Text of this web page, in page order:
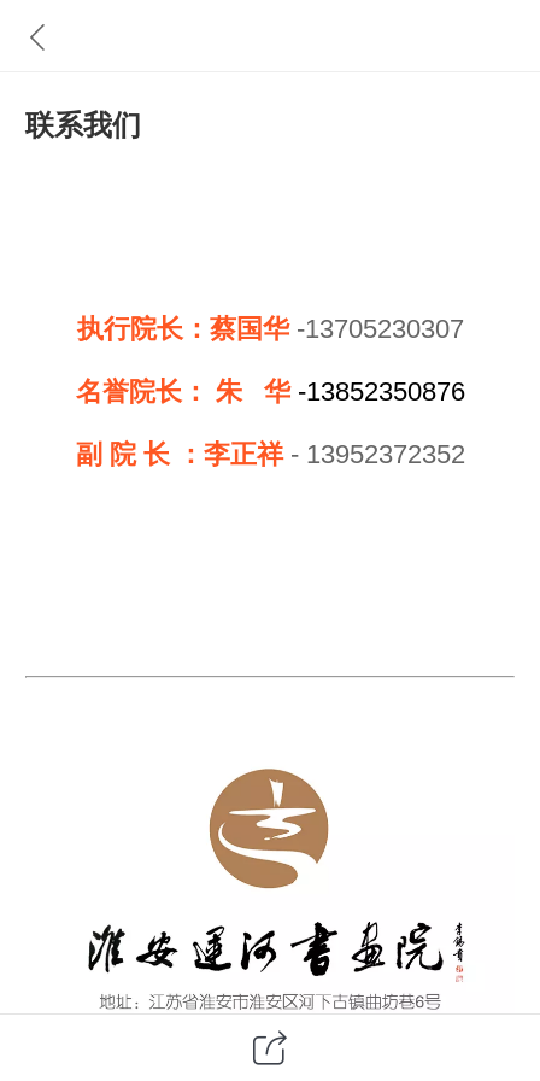
联系我们
执行院长：蔡国华-13705230307
名誉院长： 朱 华 -13852350876
副 院 长 ：李正祥- 13952372352